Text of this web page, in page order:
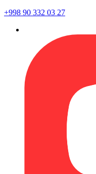
+998 90 332 03 27